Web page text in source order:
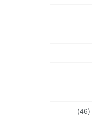
(46)